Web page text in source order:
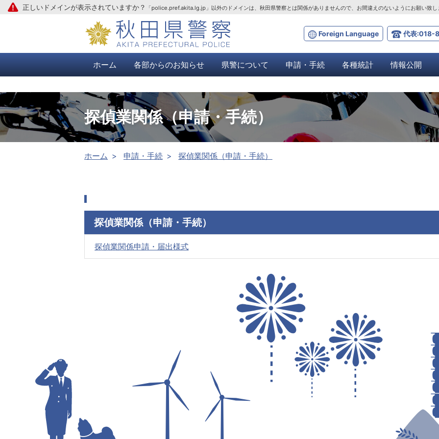
本文へ
Foreign Language 代表:018-
正しいドメインが表示されていますか？ 「police.pref.akita.lg.jp」以外のドメインは、秋田県警察とは関係がありませんので、お間違えのないようにお願い致し
ホーム 各部からのお知らせ 県警について 申請・手続 各種統計 情報公開
探偵業関係（申請・手続）
ホーム 申請・手続 探偵業関係（申請・手続）
探偵業関係（申請・手続）
探偵業関係申請・届出様式